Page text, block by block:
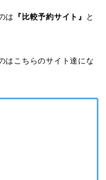
は 『比較予約サイト』
と
はこちらのサイト達にな